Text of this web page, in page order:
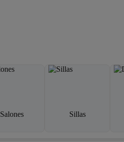
Salones Sillas